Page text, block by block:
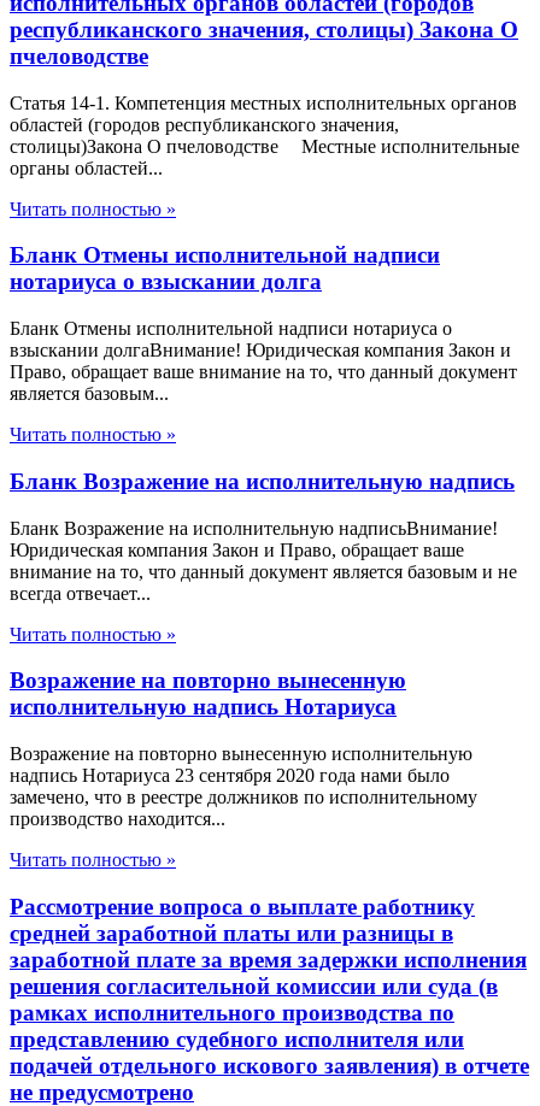
республиканского значения, столицы) Закона О
пчеловодстве
Статья 14-1. Компетенция местных исполнительных органов
областей (городов республиканского значения,
столицы)Закона О пчеловодстве Местные исполнительные
органы областей...
Читать полностью »
Бланк Отмены исполнительной надписи
нотариуса о взыскании долга
Бланк Отмены исполнительной надписи нотариуса о
взыскании долгаВнимание! Юридическая компания Закон и
Право, обращает ваше внимание на то, что данный документ
является базовым...
Читать полностью »
Бланк Возражение на исполнительную надпись
Бланк Возражение на исполнительную надписьВнимание!
Юридическая компания Закон и Право, обращает ваше
внимание на то, что данный документ является базовым и не
всегда отвечает...
Читать полностью »
Возражение на повторно вынесенную
исполнительную надпись Нотариуса
Возражение на повторно вынесенную исполнительную
надпись Нотариуса 23 сентября 2020 года нами было
замечено, что в реестре должников по исполнительному
производство находится...
Читать полностью »
Рассмотрение вопроса о выплате работнику
средней заработной платы или разницы в
заработной плате за время задержки исполнения
решения согласительной комиссии или суда (в
рамках исполнительного производства по
представлению судебного исполнителя или
подачей отдельного искового заявления) в отчете
не предусмотрено